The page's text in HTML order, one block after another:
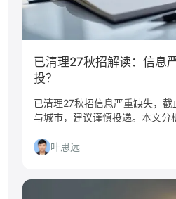
已清理27秋招解读：信息
投？
已清理27秋招信息严重缺失，
与城市，建议谨慎投递。本文分
叶思远